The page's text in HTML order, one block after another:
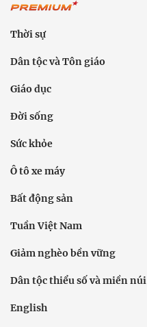
Thời sự
Dân tộc và Tôn giáo
Giáo dục
Đời sống
Sức khỏe
Ô tô xe máy
Bất động sản
Tuần Việt Nam
Giảm nghèo bền vững
Dân tộc thiểu số và miền núi
English